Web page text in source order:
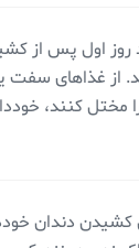
روز اول پس از
از غذاهای سفت
کنند،
دندان